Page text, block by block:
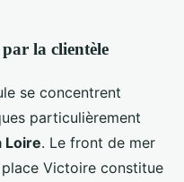
par la clientèle
se concentrent
particulièrement
Loire. Le front de mer
Victoire constitue